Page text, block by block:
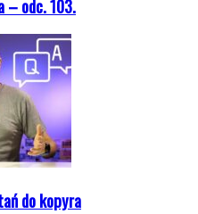
– odc. 103.
do kopyra